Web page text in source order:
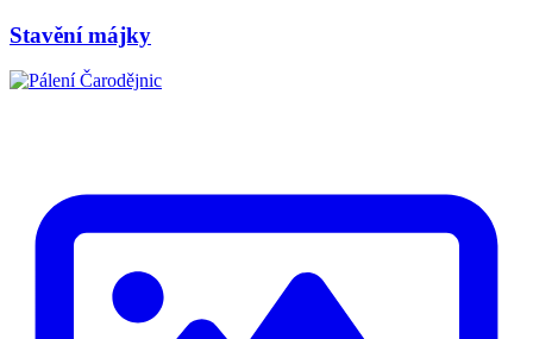
Stavění májky